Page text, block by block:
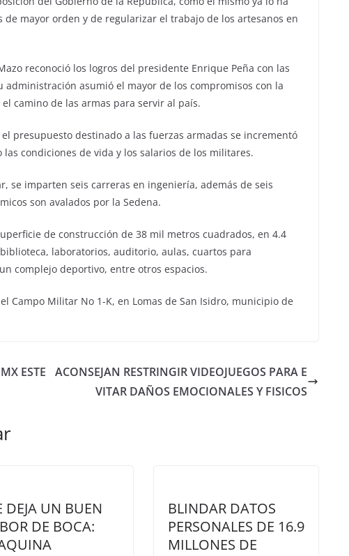
mayor orden y de regularizar el trabajo de los artesanos en
reconoció los logros del presidente Enrique Peña con las
asumió el mayor de los compromisos con la
camino de las armas para servir al país.
presupuesto destinado a las fuerzas armadas se incrementó
condiciones de vida y los salarios de los militares.
se imparten seis carreras en ingeniería, además de seis
son avalados por la Sedena.
de construcción de 38 mil metros cuadrados, en 4.4
laboratorios, auditorio, aulas, cuartos para
complejo deportivo, entre otros espacios.
Campo Militar No 1-K, en Lomas de San Isidro, municipio de
ESTE
ACONSEJAN RESTRINGIR VIDEOJUEGOS PARA E
VITAR DAÑOS EMOCIONALES Y FISICOS
DEJA UN BUEN
DE BOCA:
BLINDAR DATOS
PERSONALES DE 16.9
MILLONES DE